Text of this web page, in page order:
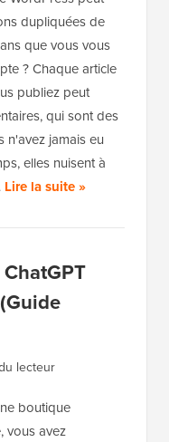
dupliquées de
que vous vous
? Chaque article
publiez peut
qui sont des
n'avez jamais eu
elles nuisent à
Lire la suite »
lecteur
boutique
vous avez